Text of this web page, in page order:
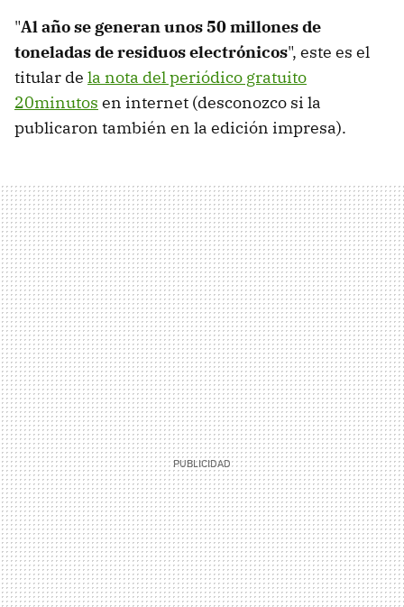
"Al año se generan unos 50 millones de
toneladas de residuos electrónicos", este es el
titular de la nota del periódico gratuito
20minutos en internet (desconozco si la
publicaron también en la edición impresa).